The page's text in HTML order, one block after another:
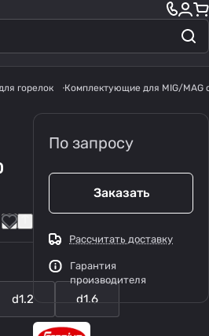
горелок Комплектующие для MIG/MAG
d1.2 d1.6
По запросу
Заказать
Рассчитать доставку
Гарантия
производителя